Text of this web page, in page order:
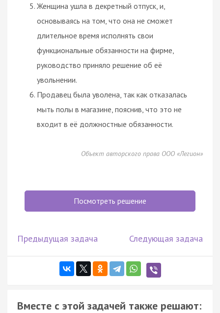
Женщина ушла в декретный отпуск, и,
основываясь на том, что она не сможет
длительное время исполнять свои
функциональные обязанности на фирме,
руководство приняло решение об её
увольнении.
Продавец была уволена, так как отказалась
мыть полы в магазине, пояснив, что это не
входит в её должностные обязанности.
Объект авторского права ООО «Легион»
Посмотреть решение
Предыдущая задача Следующая задача
Вместе с этой задачей также решают: